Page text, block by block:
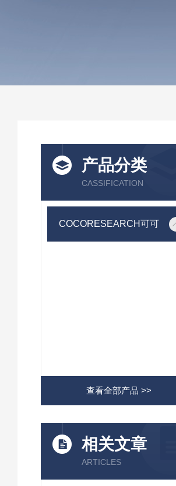
产品分类
CASSIFICATION
COCORESEARCH可可
查看全部产品 >>
相关文章
ARTICLES